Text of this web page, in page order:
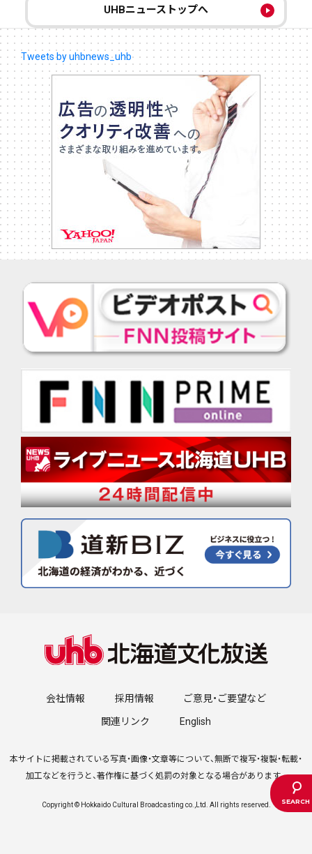
UHBニューストップへ
Tweets by uhbnews_uhb
会社情報 採用情報 ご意見・ご要望など
関連リンク English
本サイトに掲載されている写真・画像・文章等について、無断で複写・複製・転載・
加工などを行うと、著作権に基づく処罰の対象となる場合があります。
Copyright © Hokkaido Cultural Broadcasting co.,Ltd. All rights reserved.